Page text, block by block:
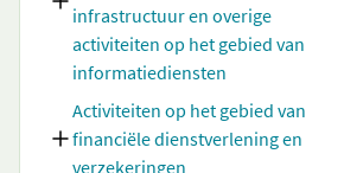
infrastructuur en overige
activiteiten op het gebied van
informatiediensten
Activiteiten op het gebied van
financiële dienstverlening en
verzekeringen